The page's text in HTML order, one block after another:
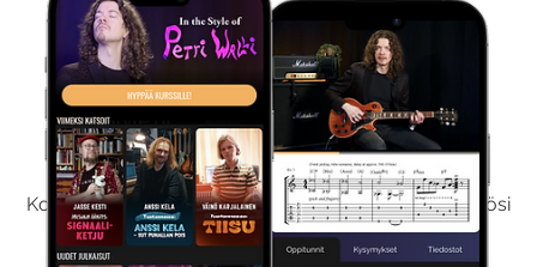
Kokeile Ilmaiseksi
Kokeilemalla ilmaiseksi saat koko sisältömme käyttöösi
viikon ajaksi.